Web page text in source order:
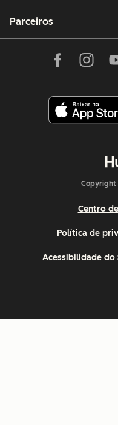
Parceiros
Copyright
Centro
Política de
Acessibilidade do